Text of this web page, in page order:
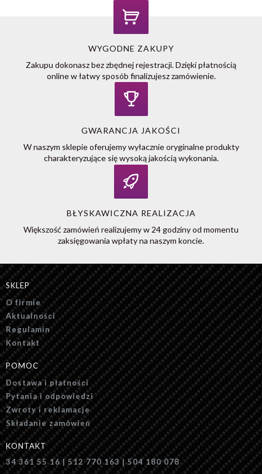
WYGODNE ZAKUPY
Zakupu dokonasz bez zbędnej rejestracji. Dzięki płatnością
online w łatwy sposób finalizujesz zamówienie.
GWARANCJA JAKOŚCI
W naszym sklepie oferujemy wyłacznie oryginalne produkty
charakteryzujące się wysoką jakością wykonania.
BŁYSKAWICZNA REALIZACJA
Większość zamówień realizujemy w 24 godziny od momentu
zaksięgowania wpłaty na naszym koncie.
SKLEP
O firmie
Aktualności
Regulamin
Kontakt
POMOC
Dostawa i płatności
Pytania i odpowiedzi
Zwroty i reklamacje
Składanie zamówień
KONTAKT
34 361 55 16 | 512 770 163 | 504 180 078